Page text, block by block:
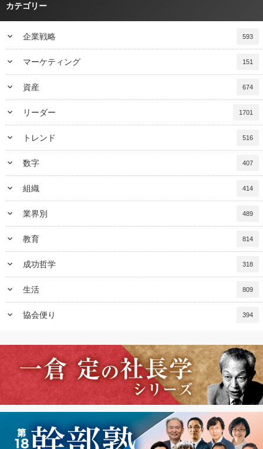
カテゴリー
keyboard_arrow_down 企業戦略 593
keyboard_arrow_down マーケティング 151
keyboard_arrow_down 資産 674
keyboard_arrow_down リーダー 1701
keyboard_arrow_down トレンド 516
keyboard_arrow_down 数字 407
keyboard_arrow_down 組織 414
keyboard_arrow_down 業界別 489
keyboard_arrow_down 教育 814
keyboard_arrow_down 成功哲学 318
keyboard_arrow_down 生活 809
keyboard_arrow_down 協会便り 394